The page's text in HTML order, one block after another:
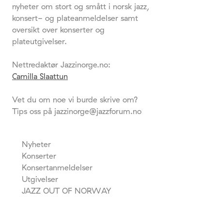
nyheter om stort og smått i norsk jazz,
konsert- og plateanmeldelser samt
oversikt over konserter og
plateutgivelser.
Nettredaktør Jazzinorge.no:
Camilla Slaattun
Vet du om noe vi burde skrive om?
Tips oss på jazzinorge@jazzforum.no
Nyheter
Konserter
Konsertanmeldelser
Utgivelser
JAZZ OUT OF NORWAY